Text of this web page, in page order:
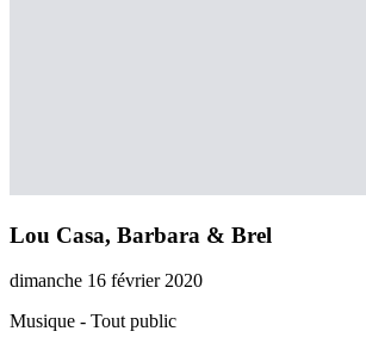
Lou Casa, Barbara & Brel
dimanche 16 février 2020
Musique - Tout public